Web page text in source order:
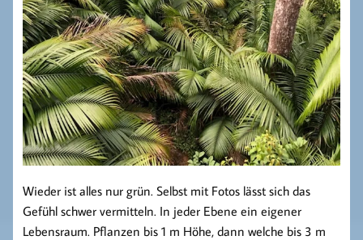
Wieder ist alles nur grün. Selbst mit Fotos lässt sich das
Gefühl schwer vermitteln. In jeder Ebene ein eigener
Lebensraum. Pflanzen bis 1 m Höhe, dann welche bis 3 m